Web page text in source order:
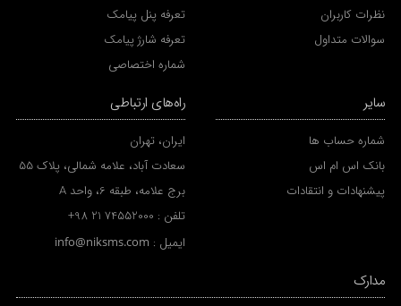
نظرات کاربران
سوالات متداول
تعرفه پنل پیامک
تعرفه شارژ پیامک
شماره اختصاصی
سایر
شماره حساب ها
بانک اس ام اس
پیشنهادات و انتقادات
راه‌های ارتباطی
ایران، تهران
سعادت آباد، علامه شمالی، پلاک 55
برج علامه، طبقه 6، واحد A
تلفن : +98 21 74552000
ایمیل : info@niksms.com
مدارک